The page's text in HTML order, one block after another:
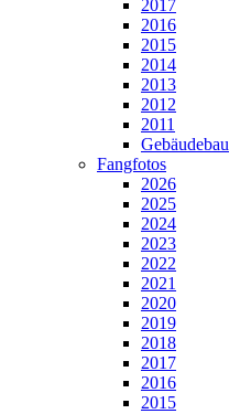
2017
2016
2015
2014
2013
2012
2011
Gebäudebau
Fangfotos
2026
2025
2024
2023
2022
2021
2020
2019
2018
2017
2016
2015